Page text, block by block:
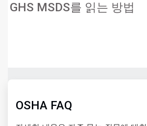
GHS MSDS를 읽는 방법
OSHA FAQ